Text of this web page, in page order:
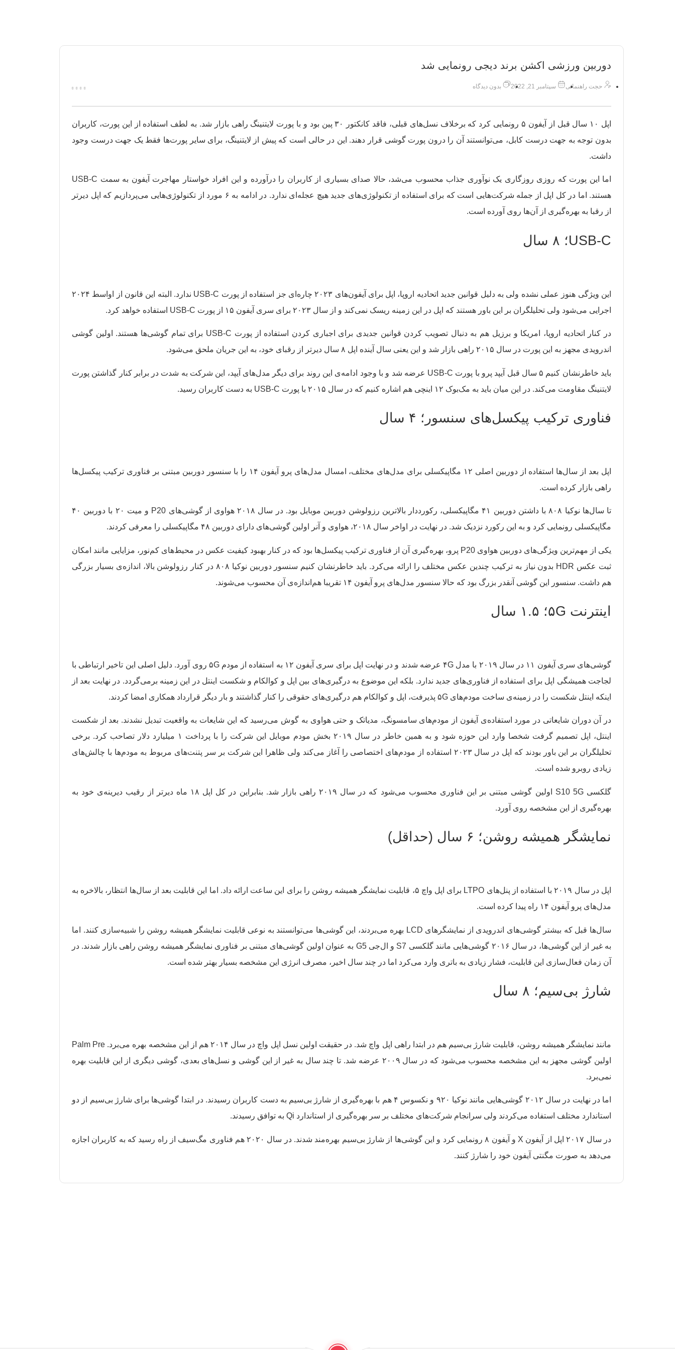
دوربین ورزشی اکشن برند دیجی رونمایی شد
حجت راهنمائی سپتامبر 21, 2022 بدون دیدگاه
اپل ۱۰ سال قبل از آیفون ۵ رونمایی کرد که برخلاف نسل‌های قبلی، فاقد کانکتور ۳۰ پین بود و با پورت لایتنینگ راهی بازار شد. به لطف استفاده از این پورت، کاربران
بدون توجه به جهت درست کابل، می‌توانستند آن را درون پورت گوشی قرار دهند. این در حالی است که پیش از لایتنینگ، برای سایر پورت‌ها فقط یک جهت درست وجود
داشت.
اما این پورت که روزی روزگاری یک نوآوری جذاب محسوب می‌شد، حالا صدای بسیاری از کاربران را درآورده و این افراد خواستار مهاجرت آیفون به سمت USB-C
هستند. اما در کل اپل از جمله شرکت‌هایی است که برای استفاده از تکنولوژی‌های جدید هیچ عجله‌ای ندارد. در ادامه به ۶ مورد از تکنولوژی‌هایی می‌پردازیم که اپل دیرتر
از رقبا به بهره‌گیری از آن‌ها روی آورده است.
USB-C؛ ۸ سال
این ویژگی هنوز عملی نشده ولی به دلیل قوانین جدید اتحادیه اروپا، اپل برای آیفون‌های ۲۰۲۳ چاره‌ای جز استفاده از پورت USB-C ندارد. البته این قانون از اواسط ۲۰۲۴
اجرایی می‌شود ولی تحلیلگران بر این باور هستند که اپل در این زمینه ریسک نمی‌کند و از سال ۲۰۲۳ برای سری آیفون ۱۵ از پورت USB-C استفاده خواهد کرد.
در کنار اتحادیه اروپا، امریکا و برزیل هم به دنبال تصویب کردن قوانین جدیدی برای اجباری کردن استفاده از پورت USB-C برای تمام گوشی‌ها هستند. اولین گوشی
اندرویدی مجهز به این پورت در سال ۲۰۱۵ راهی بازار شد و این یعنی سال آینده اپل ۸ سال دیرتر از رقبای خود، به این جریان ملحق می‌شود.
باید خاطرنشان کنیم ۵ سال قبل آیپد پرو با پورت USB-C عرضه شد و با وجود ادامه‌ی این روند برای دیگر مدل‌های آیپد، این شرکت به شدت در برابر کنار گذاشتن پورت
لایتنینگ مقاومت می‌کند. در این میان باید به مک‌بوک ۱۲ اینچی هم اشاره کنیم که در سال ۲۰۱۵ با پورت USB-C به دست کاربران رسید.
فناوری ترکیب پیکسل‌های سنسور؛ ۴ سال
اپل بعد از سال‌ها استفاده از دوربین اصلی ۱۲ مگاپیکسلی برای مدل‌های مختلف، امسال مدل‌های پرو آیفون ۱۴ را با سنسور دوربین مبتنی بر فناوری ترکیب پیکسل‌ها
راهی بازار کرده است.
تا سال‌ها نوکیا ۸۰۸ با داشتن دوربین ۴۱ مگاپیکسلی، رکورددار بالاترین رزولوشن دوربین موبایل بود. در سال ۲۰۱۸ هواوی از گوشی‌های P20 و میت ۲۰ با دوربین ۴۰
مگاپیکسلی رونمایی کرد و به این رکورد نزدیک شد. در نهایت در اواخر سال ۲۰۱۸، هواوی و آنر اولین گوشی‌های دارای دوربین ۴۸ مگاپیکسلی را معرفی کردند.
یکی از مهم‌ترین ویژگی‌های دوربین هواوی P20 پرو، بهره‌گیری آن از فناوری ترکیب پیکسل‌ها بود که در کنار بهبود کیفیت عکس در محیط‌های کم‌نور، مزایایی مانند امکان
ثبت عکس HDR بدون نیاز به ترکیب چندین عکس مختلف را ارائه می‌کرد. باید خاطرنشان کنیم سنسور دوربین نوکیا ۸۰۸ در کنار رزولوشن بالا، اندازه‌ی بسیار بزرگی
هم داشت. سنسور این گوشی آنقدر بزرگ بود که حالا سنسور مدل‌های پرو آیفون ۱۴ تقریبا هم‌اندازه‌ی آن محسوب می‌شوند.
اینترنت ۵G؛ ۱.۵ سال
گوشی‌های سری آیفون ۱۱ در سال ۲۰۱۹ با مدل ۴G عرضه شدند و در نهایت اپل برای سری آیفون ۱۲ به استفاده از مودم ۵G روی آورد. دلیل اصلی این تاخیر ارتباطی با
لجاجت همیشگی اپل برای استفاده از فناوری‌های جدید ندارد. بلکه این موضوع به درگیری‌های بین اپل و کوالکام و شکست اینتل در این زمینه برمی‌گردد. در نهایت بعد از
اینکه اینتل شکست را در زمینه‌ی ساخت مودم‌های ۵G پذیرفت، اپل و کوالکام هم درگیری‌های حقوقی را کنار گذاشتند و بار دیگر قرارداد همکاری امضا کردند.
در آن دوران شایعاتی در مورد استفاده‌ی آیفون از مودم‌های سامسونگ، مدیاتک و حتی هواوی به گوش می‌رسید که این شایعات به واقعیت تبدیل نشدند. بعد از شکست
اینتل، اپل تصمیم گرفت شخصا وارد این حوزه شود و به همین خاطر در سال ۲۰۱۹ بخش مودم موبایل این شرکت را با پرداخت ۱ میلیارد دلار تصاحب کرد. برخی
تحلیلگران بر این باور بودند که اپل در سال ۲۰۲۳ استفاده از مودم‌های اختصاصی را آغاز می‌کند ولی ظاهرا این شرکت بر سر پتنت‌های مربوط به مودم‌ها با چالش‌های
زیادی روبرو شده است.
گلکسی S10 5G اولین گوشی مبتنی بر این فناوری محسوب می‌شود که در سال ۲۰۱۹ راهی بازار شد. بنابراین در کل اپل ۱۸ ماه دیرتر از رقیب دیرینه‌ی خود به
بهره‌گیری از این مشخصه روی آورد.
نمایشگر همیشه روشن؛ ۶ سال (حداقل)
اپل در سال ۲۰۱۹ با استفاده از پنل‌های LTPO برای اپل واچ ۵، قابلیت نمایشگر همیشه روشن را برای این ساعت ارائه داد. اما این قابلیت بعد از سال‌ها انتظار، بالاخره به
مدل‌های پرو آیفون ۱۴ راه پیدا کرده است.
سال‌ها قبل که بیشتر گوشی‌های اندرویدی از نمایشگرهای LCD بهره می‌بردند، این گوشی‌ها می‌توانستند به نوعی قابلیت نمایشگر همیشه روشن را شبیه‌سازی کنند. اما
به غیر از این گوشی‌ها، در سال ۲۰۱۶ گوشی‌هایی مانند گلکسی S7 و ال‌جی G5 به عنوان اولین گوشی‌های مبتنی بر فناوری نمایشگر همیشه روشن راهی بازار شدند. در
آن زمان فعال‌سازی این قابلیت، فشار زیادی به باتری وارد می‌کرد اما در چند سال اخیر، مصرف انرژی این مشخصه بسیار بهتر شده است.
شارژ بی‌سیم؛ ۸ سال
مانند نمایشگر همیشه روشن، قابلیت شارژ بی‌سیم هم در ابتدا راهی اپل واچ شد. در حقیقت اولین نسل اپل واچ در سال ۲۰۱۴ هم از این مشخصه بهره می‌برد. Palm Pre
اولین گوشی مجهز به این مشخصه محسوب می‌شود که در سال ۲۰۰۹ عرضه شد. تا چند سال به غیر از این گوشی و نسل‌های بعدی، گوشی دیگری از این قابلیت بهره
نمی‌برد.
اما در نهایت در سال ۲۰۱۲ گوشی‌هایی مانند نوکیا ۹۲۰ و نکسوس ۴ هم با بهره‌گیری از شارژ بی‌سیم به دست کاربران رسیدند. در ابتدا گوشی‌ها برای شارژ بی‌سیم از دو
استاندارد مختلف استفاده می‌کردند ولی سرانجام شرکت‌های مختلف بر سر بهره‌گیری از استاندارد Qi به توافق رسیدند.
در سال ۲۰۱۷ اپل از آیفون X و آیفون ۸ رونمایی کرد و این گوشی‌ها از شارژ بی‌سیم بهره‌مند شدند. در سال ۲۰۲۰ هم فناوری مگ‌سیف از راه رسید که به کاربران اجازه
می‌دهد به صورت مگنتی آیفون خود را شارژ کنند.